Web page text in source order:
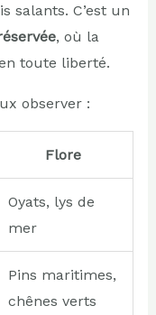
salants. C’est un
, où la
toute liberté.
observer :
Flore
Oyats, lys de
mer
Pins maritimes,
chênes verts